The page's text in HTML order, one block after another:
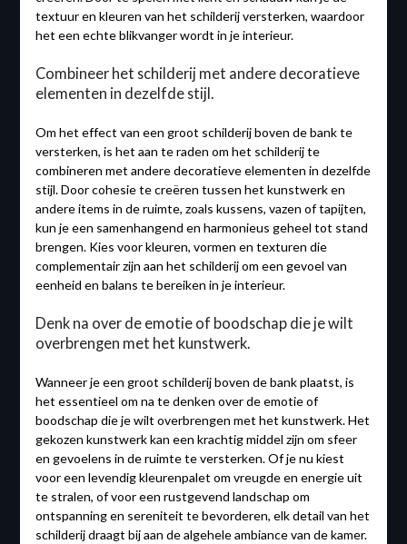
textuur en kleuren van het schilderij versterken, waardoor
het een echte blikvanger wordt in je interieur.
Combineer het schilderij met andere decoratieve
elementen in dezelfde stijl.
Om het effect van een groot schilderij boven de bank te
versterken, is het aan te raden om het schilderij te
combineren met andere decoratieve elementen in dezelfde
stijl. Door cohesie te creëren tussen het kunstwerk en
andere items in de ruimte, zoals kussens, vazen of tapijten,
kun je een samenhangend en harmonieus geheel tot stand
brengen. Kies voor kleuren, vormen en texturen die
complementair zijn aan het schilderij om een gevoel van
eenheid en balans te bereiken in je interieur.
Denk na over de emotie of boodschap die je wilt
overbrengen met het kunstwerk.
Wanneer je een groot schilderij boven de bank plaatst, is
het essentieel om na te denken over de emotie of
boodschap die je wilt overbrengen met het kunstwerk. Het
gekozen kunstwerk kan een krachtig middel zijn om sfeer
en gevoelens in de ruimte te versterken. Of je nu kiest
voor een levendig kleurenpalet om vreugde en energie uit
te stralen, of voor een rustgevend landschap om
ontspanning en sereniteit te bevorderen, elk detail van het
schilderij draagt bij aan de algehele ambiance van de kamer.